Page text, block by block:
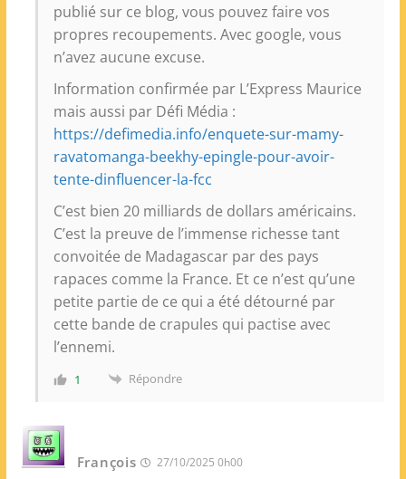
publié sur ce blog, vous pouvez faire vos
propres recoupements. Avec google, vous
n’avez aucune excuse.
Information confirmée par L’Express Maurice
mais aussi par Défi Média :
https://defimedia.info/enquete-sur-mamy-
ravatomanga-beekhy-epingle-pour-avoir-
tente-dinfluencer-la-fcc
C’est bien 20 milliards de dollars américains.
C’est la preuve de l’immense richesse tant
convoitée de Madagascar par des pays
rapaces comme la France. Et ce n’est qu’une
petite partie de ce qui a été détourné par
cette bande de crapules qui pactise avec
l’ennemi.
1 Répondre
François 27/10/2025 0h00